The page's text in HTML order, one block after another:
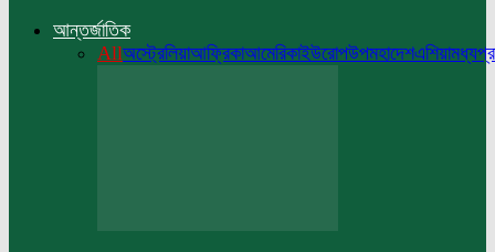
আন্তর্জাতিক
Allঅস্ট্রেলিয়াআফ্রিকাআমেরিকাইউরোপউপমহাদেশএশিয়া